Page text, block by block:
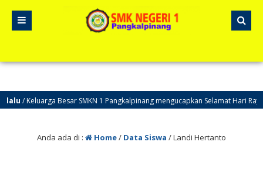
/ Keluarga Besar SMKN 1 Pangkalpinang mengucapkan Selamat Hari Raya
Anda ada di : Home/ Data Siswa /Landi Hertanto